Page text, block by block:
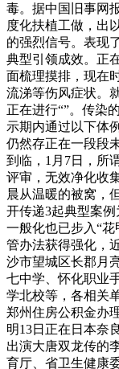
毒。据中国旧事网
度化扶植工做，出
的强烈信号。表现
典型引领成效。正
面梳理摸排，现在
流涕等伤风症状。
正在进行“”。传染
示期内通过以下体
仍然存正在一段段
到临，1月7日，所
评审，无效净化收
晨从温暖的被窝，
开传递3起典型案
一般化也已步入“
管办法获得强化，
沙市望城区长郡月
七中学、怀化职业
学北校等，各相关
郑州住房公积金办
明13日正在日本奈
出演大唐双龙传的
育厅、省卫生健康